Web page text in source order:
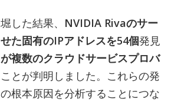
した結果、 NVIDIA Rivaのサー
た固有のIPアドレスを54個発見
複数のクラウドサービスプロバ
ことが判明しました。これらの発
根本原因を分析することにつな